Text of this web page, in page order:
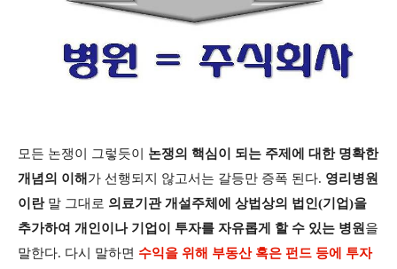
모든 논쟁이 그렇듯이 논쟁의 핵심이 되는 주제에 대한 명확한
개념의 이해 가 선행되지 않고서는 갈등만 증폭 된다. 영리병원
이란말 그대로 의료기관 개설주체에 상법상의 법인(기업)을
추가하여 개인이나 기업이 투자를 자유롭게 할 수 있는 병원 을
말한다. 다시 말하면 수익을 위해 부동산 혹은 펀드 등에 투자